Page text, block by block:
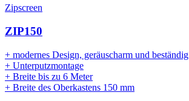
Zipscreen
ZIP150
+ modernes Design, geräuscharm und beständig
+ Unterputzmontage
+ Breite bis zu 6 Meter
+ Breite des Oberkastens 150 mm